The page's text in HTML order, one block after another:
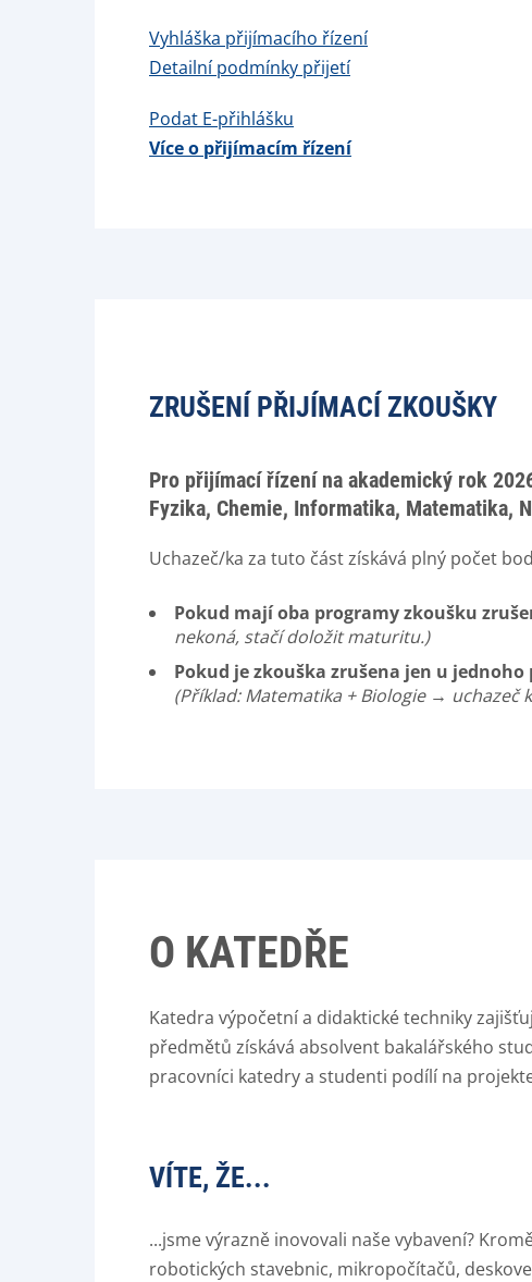
Vyhláška přijímacího řízení
Detailní podmínky přijetí
Podat E-přihlášku
Více o přijímacím řízení
ZRUŠENÍ PŘIJÍMACÍ ZKOUŠKY
Pro přijímací řízení na akademický rok
Fyzika, Chemie, Informatika, Matematika,
Uchazeč/ka za tuto část získává plný počet
Pokud mají oba programy zkoušku
nekoná, stačí doložit maturitu.)
Pokud je zkouška zrušena jen u jednoho
(Příklad: Matematika + Biologie → uchazeč
O KATEDŘE
Katedra výpočetní a didaktické techniky
předmětů získává absolvent bakalářského
pracovníci katedry a studenti podílí na
VÍTE, ŽE...
...jsme výrazně inovovali naše vybavení?
robotických stavebnic, mikropočítačů,